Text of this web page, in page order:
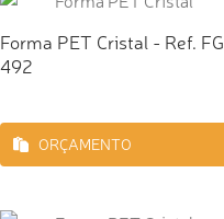
Forma PET Cristal - Ref. FG
492
ORÇAMENTO